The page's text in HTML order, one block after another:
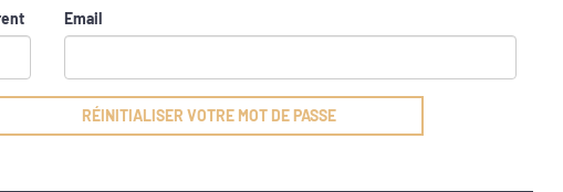
Email